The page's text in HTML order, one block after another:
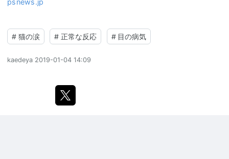
psnews.jp
# 猫の涙 # 正常な反応 # 目の病気
kaedeya 2019-01-04 14:09